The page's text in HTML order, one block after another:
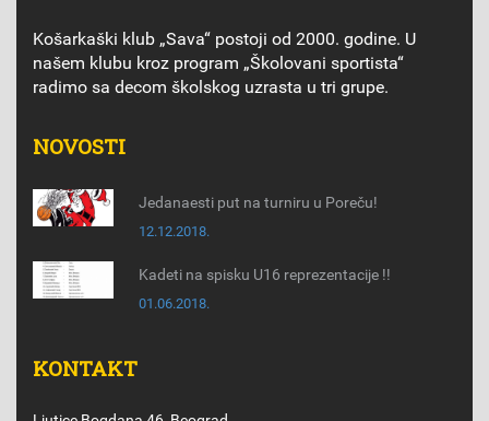
Košarkaški klub „Sava“ postoji od 2000. godine. U
našem klubu kroz program „Školovani sportista“
radimo sa decom školskog uzrasta u tri grupe.
NOVOSTI
Jedanaesti put na turniru u Poreču!
12.12.2018.
Kadeti na spisku U16 reprezentacije !!
01.06.2018.
KONTAKT